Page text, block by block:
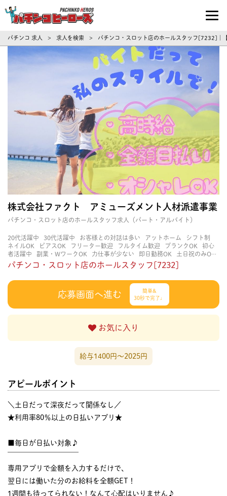
パチンコ求人・転職ならパチンコヒーロ
パチンコ 求人 > 求人を検索 > パチンコ・スロット店のホールスタッフ[7232]
株式会社ファクト アミューズメント人材派遣事業
パチンコ・スロット店のホールスタッフ求人（パート・アルバイト）
20代活躍中 30代活躍中 お客様との対話は多い アットホーム
シフト制
ネイルOK
ピアスOK フリーター歓迎 フルタイム歓迎 ブランクOK
初心
者活躍中
副業・WワークOK 力仕事が少ない 即日勤務OK
土日祝のみOK
学歴不問
服装自由 未経験・初心者OK 決められた時間できっちり
経験不要
立ち仕事 経験者・有資格者歓迎 自分の都合に合わせやすい
自由
パチンコ・スロット店のホールスタッフ[7232]
応募画面へ進む
簡単&
30秒で完了♩
お気に入り
給与1400円〜2025円
アピールポイント
＼土日だって深夜だって関係なし／
★利用率80％以上の日払いアプリ★
■毎日が日払い対象♪
専用アプリで金額を入力するだけで、
翌日には働いた分のお給料を全額GET！
1週間も待ってられない！なんて心配はいりません♪